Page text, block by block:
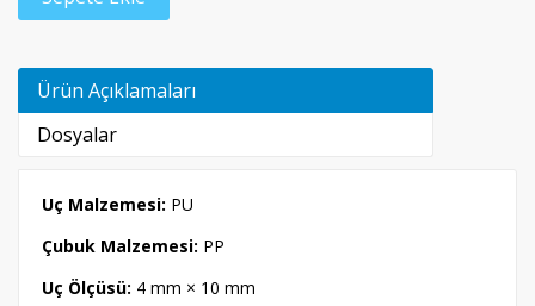
Ürün Açıklamaları
Dosyalar
Uç Malzemesi: PU
Çubuk Malzemesi: PP
Uç Ölçüsü: 4 mm × 10 mm